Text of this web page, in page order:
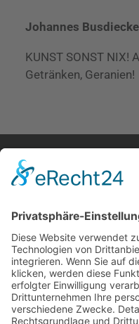
Johannes
KUNST SONST NIX!
Getränken, Geranien!
home.
aktuelles.
leute.